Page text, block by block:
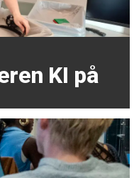
KI på